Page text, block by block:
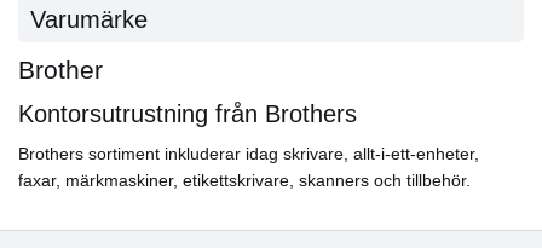
Varumärke
Brother
Kontorsutrustning från Brothers
Brothers sortiment inkluderar idag skrivare, allt-i-ett-enheter,
faxar, märkmaskiner, etikettskrivare, skanners och tillbehör.